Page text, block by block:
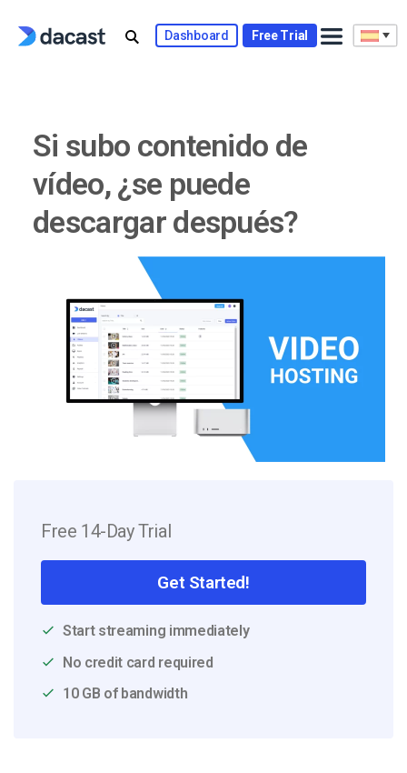
Dashboard Free Trial
Si subo contenido de
vídeo, ¿se puede
descargar después?
Free 14-Day Trial
Get Started!
Start streaming immediately
No credit card required
10 GB of bandwidth